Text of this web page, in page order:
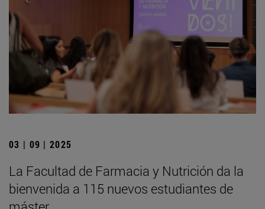
03 | 09 | 2025
La Facultad de Farmacia y Nutrición da la
bienvenida a 115 nuevos estudiantes de